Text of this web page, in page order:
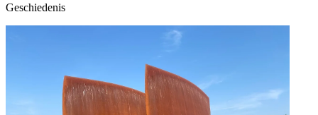
Geschiedenis